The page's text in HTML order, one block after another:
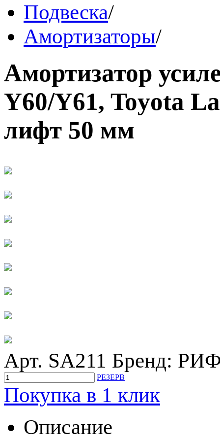
Подвеска/
Амортизаторы/
Амортизатор
Y60/Y61, Toyota
лифт 50 мм
Арт. SA211 Бренд:
РЕЗЕРВ
Покупка в 1 клик
Описание